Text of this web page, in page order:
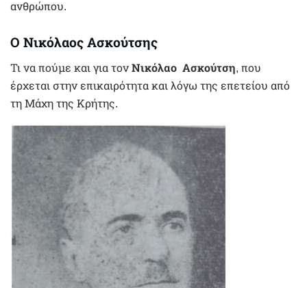
ανθρώπου.
Ο Νικόλαος Ασκούτσης
Τι να πούμε και για τον Νικόλαο Ασκούτση, που
έρχεται στην επικαιρότητα και λόγω της επετείου από
τη Μάχη της Κρήτης.